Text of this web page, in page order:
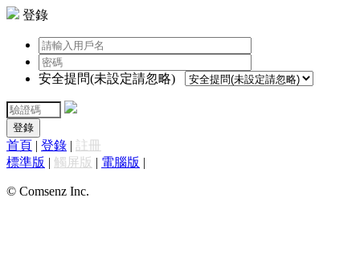
登錄
安全提問(未設定請忽略)
登錄
首頁 | 登錄 | 註冊
標準版 | 觸屏版 | 電腦版 |
© Comsenz Inc.